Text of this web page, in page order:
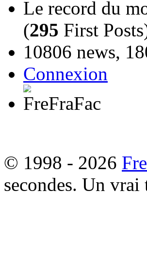
Le record du
(295 First
10806 news,
Connexion
© 1998 - 2026
secondes. Un